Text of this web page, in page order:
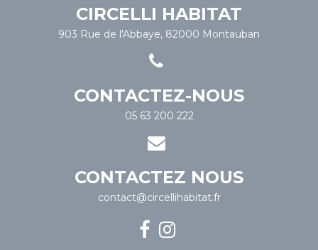
CIRCELLI HABITAT
903 Rue de l'Abbaye, 82000 Montauban
CONTACTEZ-NOUS
05 63 200 222
CONTACTEZ NOUS
contact@circellihabitat.fr